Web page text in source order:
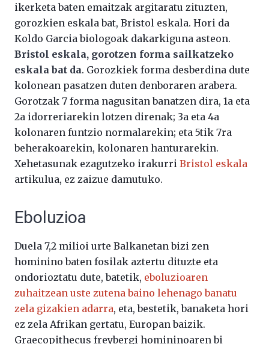
ikerketa baten emaitzak argitaratu zituzten,
gorozkien eskala bat, Bristol eskala. Hori da
Koldo Garcia biologoak dakarkiguna asteon.
Bristol eskala, gorotzen forma sailkatzeko
eskala bat da. Gorozkiek forma desberdina dute
kolonean pasatzen duten denboraren arabera.
Gorotzak 7 forma nagusitan banatzen dira, 1a eta
2a idorreriarekin lotzen direnak; 3a eta 4a
kolonaren funtzio normalarekin; eta 5tik 7ra
beherakoarekin, kolonaren hanturarekin.
Xehetasunak ezagutzeko irakurri Bristol eskala
artikulua, ez zaizue damutuko.
Eboluzioa
Duela 7,2 milioi urte Balkanetan bizi zen
hominino baten fosilak aztertu dituzte eta
ondorioztatu dute, batetik, eboluzioaren
zuhaitzean uste zutena baino lehenago banatu
zela gizakien adarra, eta, bestetik, banaketa hori
ez zela Afrikan gertatu, Europan baizik.
Graecopithecus freybergi homininoaren bi